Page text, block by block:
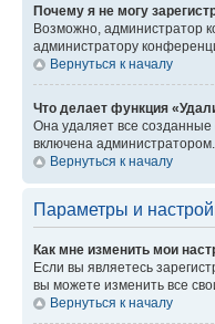
Почему я не могу
Возможно, администратор
администратору
Вернуться к началу
Что делает функция
Она удаляет все
включена
Вернуться к началу
Параметры и
Как мне изменить мои
Если вы являетесь
вы можете изменить все
Вернуться к началу